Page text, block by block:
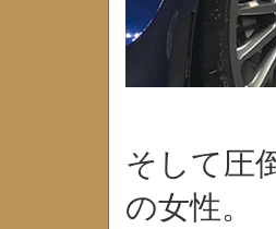
そして圧
の女性。